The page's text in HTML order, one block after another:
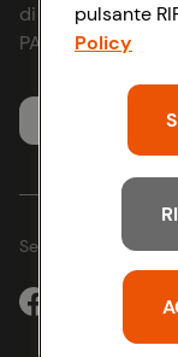
Strategia Fiscale
Richiami prodotto
Whistleblowing
di Bologna
PARTITA IVA
Seguici sui Social:
pulsante
Policy